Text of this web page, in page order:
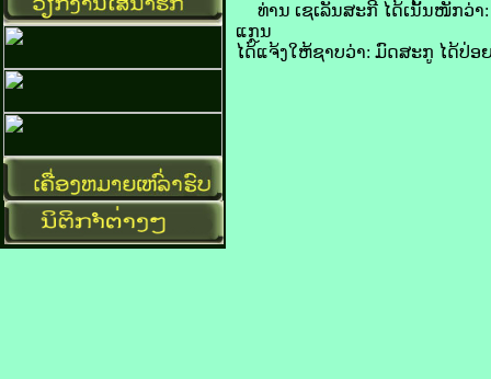
ທ່ານ ເຊ​ເລັນ​ສະ​ກີ ໄດ້​ເນັ້ນ​ໜັກ​ວ່າ
ແກຼນ
ໄດ້​ແຈ້ງ​ໃຫ້​ຊາບ​ວ່າ: ມົດ​ສະ​ກູ ໄດ້​ປ່